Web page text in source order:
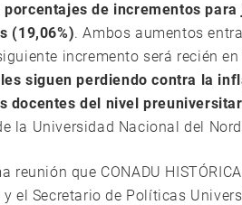
porcentajes de incrementos
(19,06%). Ambos aumentos
incremento será recién
siguen perdiendo contra la
docentes del nivel
la Universidad Nacional del
reunión que CONADU
el Secretario de Políticas